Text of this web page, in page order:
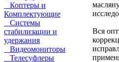
Коптеры и
Комплектующие
Системы
стабилизации и
удержания
Видеомониторы
Телесуфлеры
Вся